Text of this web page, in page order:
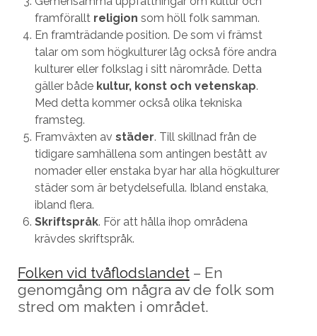
framförallt religion som höll folk samman.
En framträdande position. De som vi främst
talar om som högkulturer låg också före andra
kulturer eller folkslag i sitt närområde. Detta
gäller både kultur, konst och vetenskap.
Med detta kommer också olika tekniska
framsteg.
Framväxten av städer. Till skillnad från de
tidigare samhällena som antingen bestått av
nomader eller enstaka byar har alla högkulturer
städer som är betydelsefulla. Ibland enstaka,
ibland flera.
Skriftspråk. För att hålla ihop områdena
krävdes skriftspråk.
Folken vid tvåflodslandet– En
genomgång om några av de folk som
stred om makten i området.